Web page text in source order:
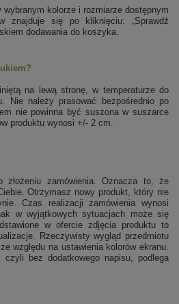
kolorze i rozmiarze dostępnym
znajduje się po kliknięciu: „Sprawdź
dodawania do koszyka.
na lewą stronę, w temperaturze do
Nie należy prasować bezpośrednio po
nie powinna być suszona w suszarce
produktu wynosi +/- 2 cm.
złożeniu zamówienia. Oznacza to, że
Otrzymasz nowy produkt, który nie
Czas realizacji zamówienia wynosi
w wyjątkowych sytuacjach może się
w ofercie zdjęcia produktu to
Rzeczywisty wygląd przedmiotu
względu na ustawienia kolorów ekranu.
czyli bez dodatkowego napisu, podlega